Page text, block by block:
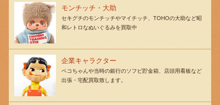
モンチッチ・大助
セキグチのモンチッチやマイチッチ、TOHOの大助など昭
和レトロなぬいぐるみを買取中
企業キャラクター
ペコちゃんや当時の銀行のソフビ貯金箱、店頭用看板など
出張・宅配買取致します。